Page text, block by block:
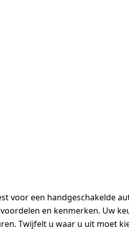
voor een handgeschakelde
en kenmerken. Uw
Twijfelt u waar u uit moet